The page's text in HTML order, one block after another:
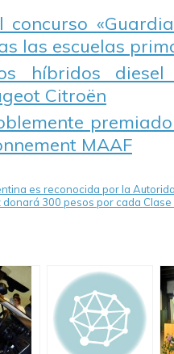
concurso
las escuelas
híbridos diesel
Citroën
MAAF
es reconocida por la
300 pesos por cada